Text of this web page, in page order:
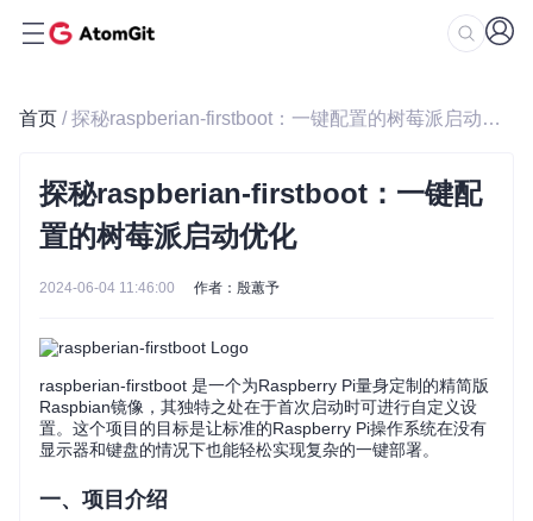
首页 / 探秘raspberian-firstboot：一键配置的树莓派启动优化
探秘raspberian-firstboot：一键配
置的树莓派启动优化
2024-06-04 11:46:00 作者：殷蕙予
raspberian-firstboot 是一个为Raspberry Pi量身定制的精简版
Raspbian镜像，其独特之处在于首次启动时可进行自定义设
置。这个项目的目标是让标准的Raspberry Pi操作系统在没有
显示器和键盘的情况下也能轻松实现复杂的一键部署。
一、项目介绍